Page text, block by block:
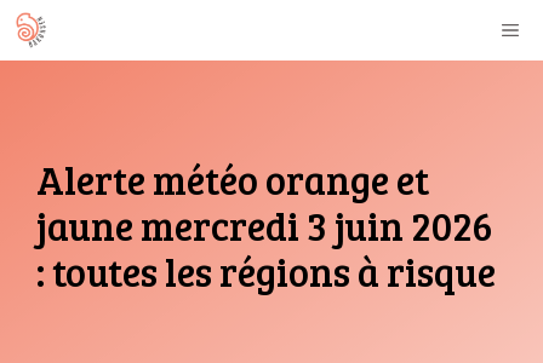
Aller
au
Alerte météo orange et
jaune mercredi 3 juin 2026
: toutes les régions à risque